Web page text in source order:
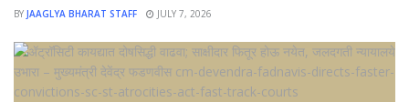
BY JAAGLYA BHARAT STAFF JULY 7, 2026